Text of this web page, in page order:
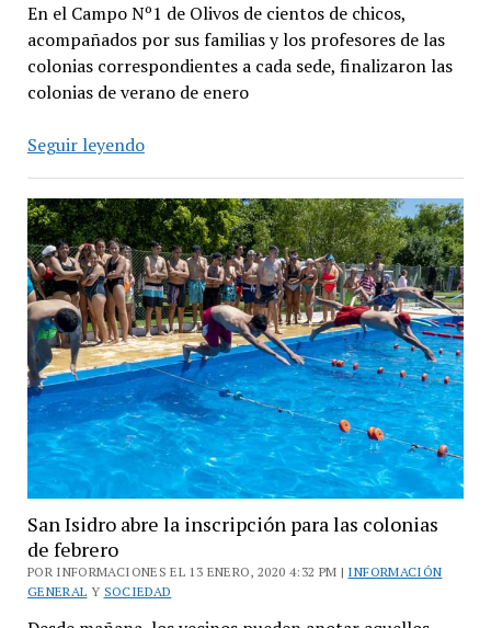
En el Campo Nº1 de Olivos de cientos de chicos,
acompañados por sus familias y los profesores de las
colonias correspondientes a cada sede, finalizaron las
colonias de verano de enero
Seguir leyendoJorge
visitó
el
cierre
de
las
colonias
de
enero
San Isidro abre la inscripción para las colonias
de febrero
POR INFORMACIONES EL 13 ENERO, 2020 4:32 PM | INFORMACIÓN
GENERAL Y SOCIEDAD